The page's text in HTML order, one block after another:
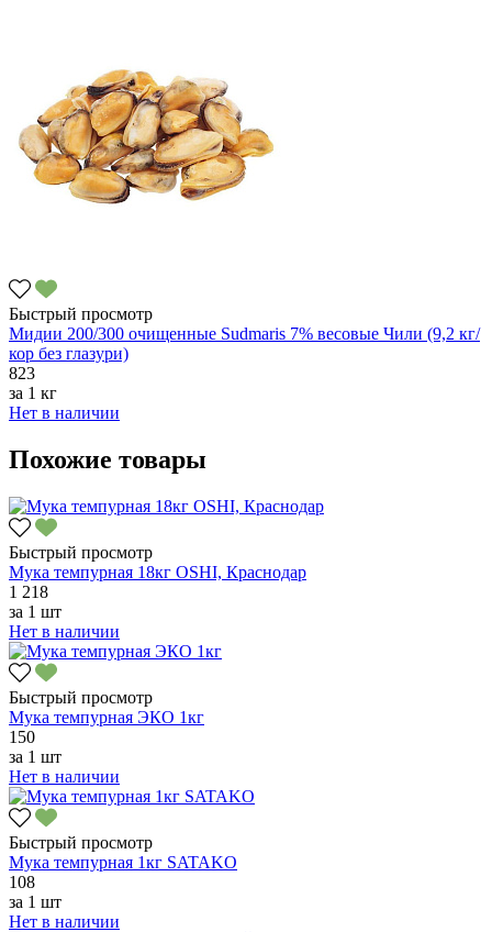
Быстрый просмотр
Мидии 200/300 очищенные Sudmaris 7% весовые Чили (9,2 кг/
кор без глазури)
823
за 1 кг
Нет в наличии
Похожие товары
Быстрый просмотр
Мука темпурная 18кг OSHI, Краснодар
1 218
за 1 шт
Нет в наличии
Быстрый просмотр
Мука темпурная ЭКО 1кг
150
за 1 шт
Нет в наличии
Быстрый просмотр
Мука темпурная 1кг SATAKO
108
за 1 шт
Нет в наличии